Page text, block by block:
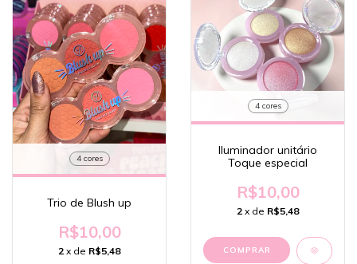
4 cores
Trio de Blush up
R$10,00
2 x de R$5,48
4 cores
Iluminador unitário
Toque especial
R$10,00
2 x de R$5,48
COMPRAR